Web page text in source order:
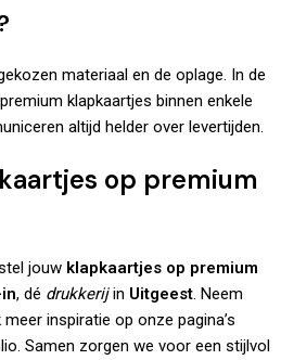
materiaal en de oplage. In de
klapkaartjes binnen enkele
altijd helder over levertijden.
op premium
jouw klapkaartjes op premium
, dé drukkerijin Uitgeest. Neem
inspiratie op onze pagina’s
. Samen zorgen we voor een stijlvol